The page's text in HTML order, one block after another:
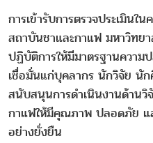
การเข้ารับการตรวจประเมิน
สถาบันชาและกาแฟ มหาวิทย
ปฏิบัติการให้มีมาตรฐานความ
เชื่อมั่นแก่บุคลากร นักวิจัย นั
สนับสนุนการดำเนินงานด้านวิ
กาแฟให้มีคุณภาพ ปลอดภัย แ
อย่างยั่งยืน